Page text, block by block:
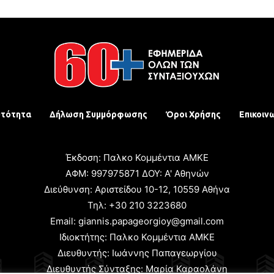
Δήλωση Συμμόρφωσης Όροι Χρήσης
Έκδοση: Παλκο Κομμέντια ΑΜΚΕ
ΑΦΜ: 997975871 ΔΟΥ: Α' Αθηνών
Διεύθυνση: Αριστείδου 10-12, 10559 Αθήνα
Τηλ: +30 210 3223680
Email: giannis.papageorgioy@gmail.com
Ιδιοκτήτης: Παλκο Κομμέντια ΑΜΚΕ
Διευθυντής: Ιωάννης Παπαγεωργίου
Διευθυντής Σύνταξης: Μαρία Καραολάνη